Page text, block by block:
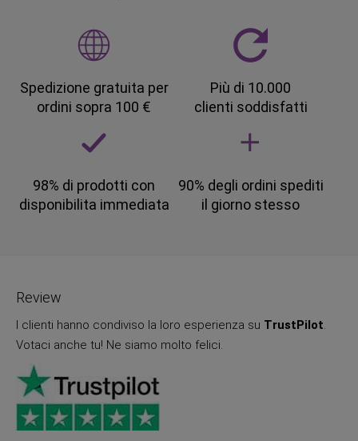
Spedizione gratuita per
ordini sopra 100 €
Più di 10.000
clienti soddisfatti
98% di prodotti con
disponibilita immediata
90% degli ordini spediti
il giorno stesso
Review
I clienti hanno condiviso la loro esperienza su TrustPilot.
Votaci anche tu! Ne siamo molto felici.